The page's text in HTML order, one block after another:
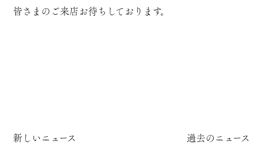
皆さまのご来店お待ちしております。
新しいニュース 過去のニュース